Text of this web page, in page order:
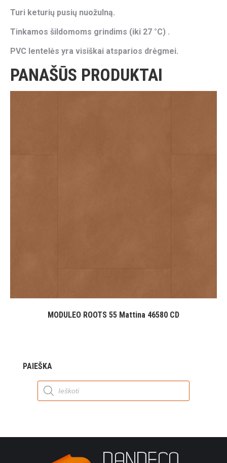
Turi keturių pusių nuožulną.
Tinkamos šildomoms grindims (iki 27 °C) .
PVC lentelės yra visiškai atsparios drėgmei.
PANAŠŪS PRODUKTAI
MODULEO ROOTS 55 Mattina 46580 CD
PAIEŠKA
Products
search